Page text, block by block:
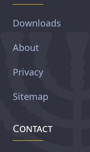
Downloads
About
Privacy
Sitemap
Contact